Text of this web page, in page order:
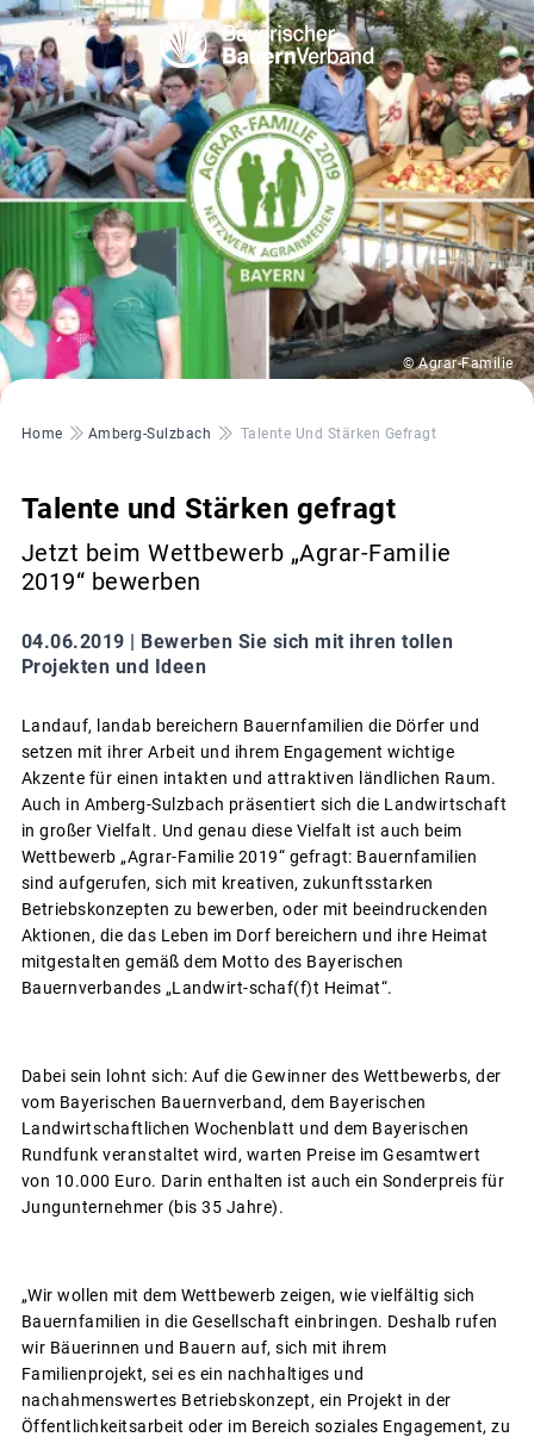
© Agrar-Familie
Pfadnavigation
Home Amberg-Sulzbach Talente Und Stärken Gefragt
Talente und Stärken gefragt
Jetzt beim Wettbewerb „Agrar-Familie
2019“ bewerben
04.06.2019 | Bewerben Sie sich mit ihren tollen
Projekten und Ideen
Landauf, landab bereichern Bauernfamilien die Dörfer und
setzen mit ihrer Arbeit und ihrem Engagement wichtige
Akzente für einen intakten und attraktiven ländlichen Raum.
Auch in Amberg-Sulzbach präsentiert sich die Landwirtschaft
in großer Vielfalt. Und genau diese Vielfalt ist auch beim
Wettbewerb „Agrar-Familie 2019“ gefragt: Bauernfamilien
sind aufgerufen, sich mit kreativen, zukunftsstarken
Betriebskonzepten zu bewerben, oder mit beeindruckenden
Aktionen, die das Leben im Dorf bereichern und ihre Heimat
mitgestalten gemäß dem Motto des Bayerischen
Bauernverbandes „Landwirt-schaf(f)t Heimat“.
Dabei sein lohnt sich: Auf die Gewinner des Wettbewerbs, der
vom Bayerischen Bauernverband, dem Bayerischen
Landwirtschaftlichen Wochenblatt und dem Bayerischen
Rundfunk veranstaltet wird, warten Preise im Gesamtwert
von 10.000 Euro. Darin enthalten ist auch ein Sonderpreis für
Jungunternehmer (bis 35 Jahre).
„Wir wollen mit dem Wettbewerb zeigen, wie vielfältig sich
Bauernfamilien in die Gesellschaft einbringen. Deshalb rufen
wir Bäuerinnen und Bauern auf, sich mit ihrem
Familienprojekt, sei es ein nachhaltiges und
nachahmenswertes Betriebskonzept, ein Projekt in der
Öffentlichkeitsarbeit oder im Bereich soziales Engagement, zu